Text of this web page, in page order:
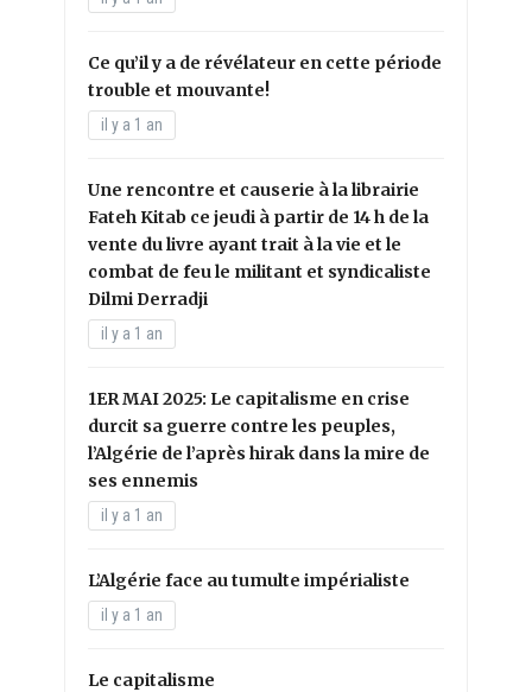
Ce qu’il y a de révélateur en cette période
trouble et mouvante!
il y a 1 an
Une rencontre et causerie à la librairie
Fateh Kitab ce jeudi à partir de 14 h de la
vente du livre ayant trait à la vie et le
combat de feu le militant et syndicaliste
Dilmi Derradji
il y a 1 an
1ER MAI 2025: Le capitalisme en crise
durcit sa guerre contre les peuples,
l’Algérie de l’après hirak dans la mire de
ses ennemis
il y a 1 an
L’Algérie face au tumulte impérialiste
il y a 1 an
Le capitalisme